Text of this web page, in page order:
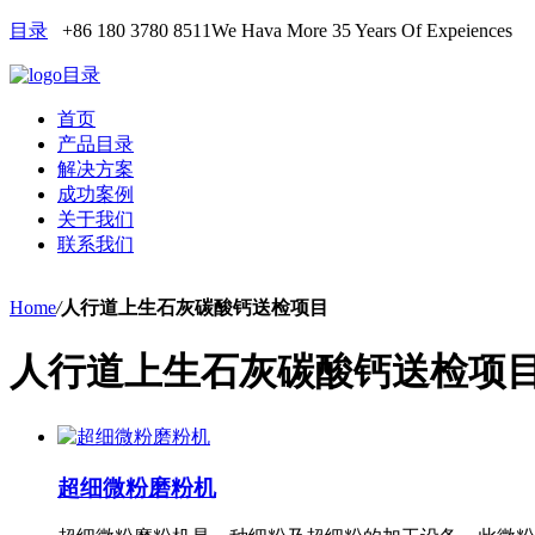
目录 +86 180 3780 8511We Hava More 35 Years Of Expeiences
目录
首页
产品目录
解决方案
成功案例
关于我们
联系我们
Home/人行道上生石灰碳酸钙送检项目
人行道上生石灰碳酸钙送检项
超细微粉磨粉机